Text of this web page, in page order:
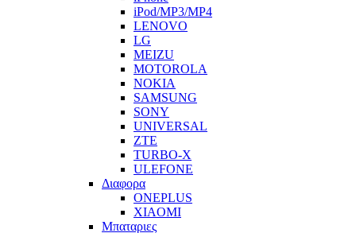
iPod/MP3/MP4
LENOVO
LG
MEIZU
MOTOROLA
NOKIA
SAMSUNG
SONY
UNIVERSAL
ZTE
TURBO-X
ULEFONE
Διαφορα
ONEPLUS
XIAOMI
Μπαταριες